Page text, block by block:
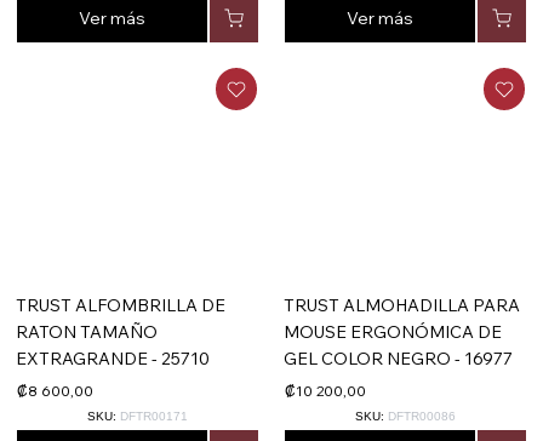
Ver más Ver más
TRUST ALFOMBRILLA DE
RATON TAMAÑO
EXTRAGRANDE - 25710
₡8 600,00
SKU: DFTR00171
TRUST ALMOHADILLA PARA
MOUSE ERGONÓMICA DE
GEL COLOR NEGRO - 16977
₡10 200,00
SKU: DFTR00086